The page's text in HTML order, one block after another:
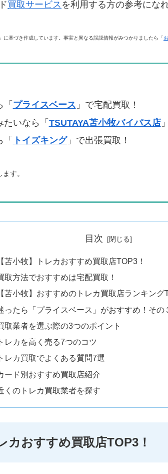
買取サービス を利用する方の参考にな
」に基づき作成しています。事実と異なる誤認情報がみつかりましたら「
プライスベース 」で宅配買取！
たいなら「 TSUTAYA苫小牧バイパス店」
トイズキング」で出張買取！
す。
目次
【苫小牧】トレカおすすめ買取店TOP3！
取方法でおすすめは宅配買取！
【苫小牧】おすすめのトレカ買取店ランキング
ったら「プライスベース」がおすすめ！その
取業者を選ぶ際の3つのポイント
トレカを高く売る7つのコツ
トレカ買取でよくある質問7選
ード別おすすめ買取店紹介
くのトレカ買取業者を探す
カおすすめ買取店TOP3！